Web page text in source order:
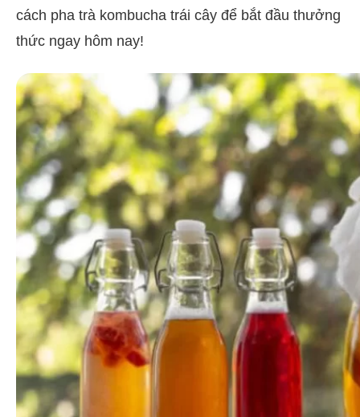
cách pha trà kombucha trái cây để bắt đầu thưởng
thức ngay hôm nay!